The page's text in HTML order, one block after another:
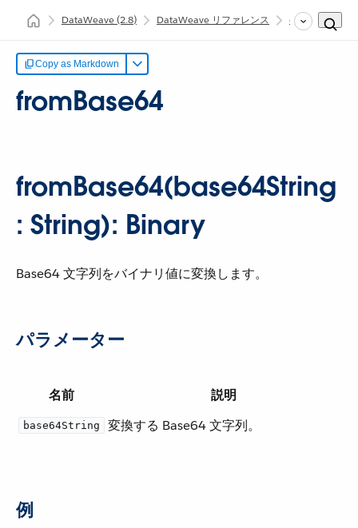
DataWeave(2.8) DataWeave リファレンス
Copy as Markdown
fromBase64
fromBase64(base64String
: String): Binary
Base64 文字列をバイナリ値に変換します。
パラメーター
名前 説明
base64String 変換する Base64 文字列。
例